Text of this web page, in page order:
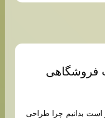
فروشگاهی
است بدانیم چرا طراحی